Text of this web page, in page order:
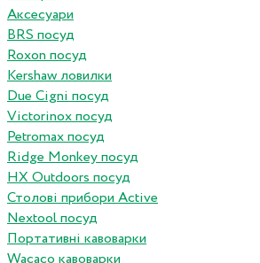
Аксесуари
BRS посуд
Roxon посуд
Kershaw ловилки
Due Cigni посуд
Victorinox посуд
Petromax посуд
Ridge Monkey посуд
HX Outdoors посуд
Столові прибори Active
Nextool посуд
Портативні кавоварки